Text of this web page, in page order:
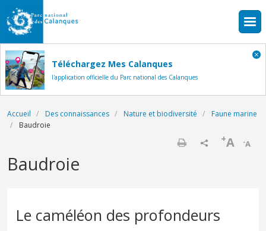
Aller au contenu principal
Téléchargez Mes Calanques
l'application officielle du Parc national des Calanques
Fil d'Ariane
Accueil Des connaissances Nature et biodiversité
Faune marine
Baudroie
-A
+A
Baudroie
Le caméléon des profondeurs